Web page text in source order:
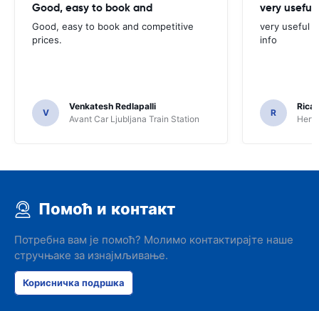
Good, easy to book and
Good, easy to book and competitive
prices.
V
Venkatesh Redlapalli
Avant Car Ljubljana Train Station
very useful
very useful
info
R
Помоћ и контакт
Потребна вам је помоћ? Молимо контактирајте наше
стручњаке за изнајмљивање.
Корисничка подршка